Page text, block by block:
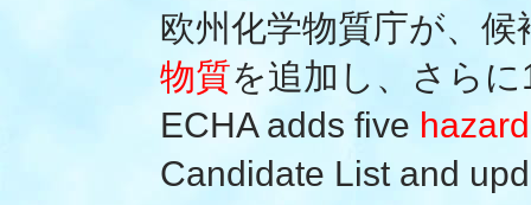
欧州化学物質庁が、
物質を追加し、さら
ECHA adds five
Candidate List and